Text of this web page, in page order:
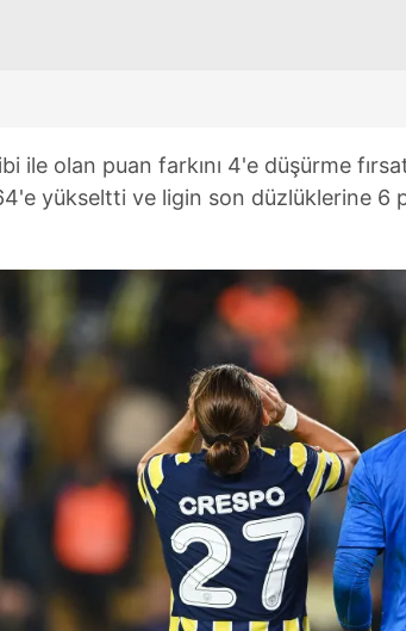
ile olan puan farkını 4'e düşürme
yükseltti ve ligin son düzlüklerine 6